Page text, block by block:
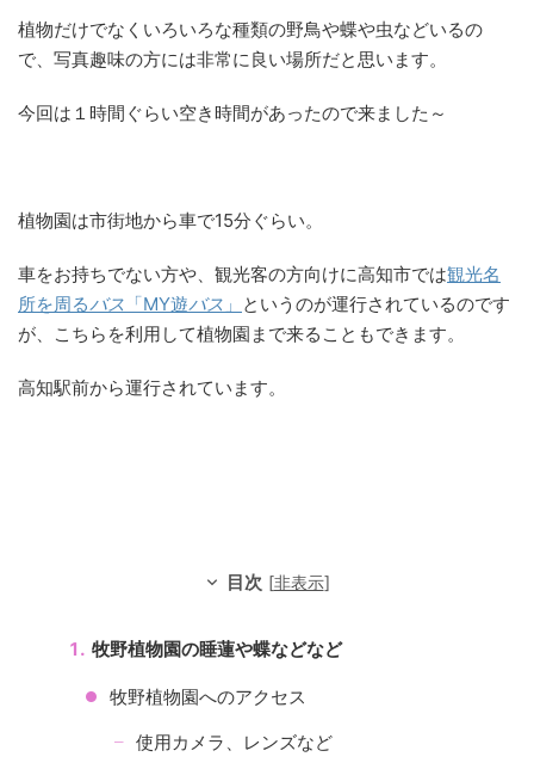
植物だけでなくいろいろな種類の野鳥や蝶や虫などいるの
で、写真趣味の方には非常に良い場所だと思います。
今回は１時間ぐらい空き時間があったので来ました～
植物園は市街地から車で15分ぐらい。
車をお持ちでない方や、観光客の方向けに高知市では観光名
所を周るバス 「MY遊バス 」 というのが運行されているのです
が、こちらを利用して植物園まで来ることもできます。
高知駅前から運行されています。
目次 [非表示]
牧野植物園の睡蓮や蝶などなど
牧野植物園へのアクセス
使用カメラ、レンズなど